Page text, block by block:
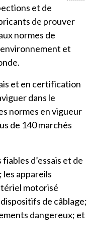
et de
de prouver
normes de
et
et en certification
dans le
normes en vigueur
de 140 marchés
d’essais et de
; les appareils
motorisé
de câblage;
dangereux; et